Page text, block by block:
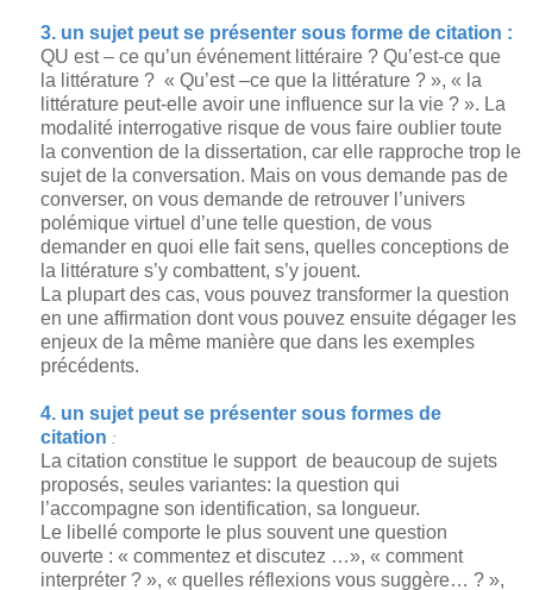
3. un sujet peut se présenter sous forme de citation :
QU est – ce qu’un événement littéraire ? Qu’est-ce que
la littérature ? « Qu’est –ce que la littérature ? », « la
littérature peut-elle avoir une influence sur la vie ? ». La
modalité interrogative risque de vous faire oublier toute
la convention de la dissertation, car elle rapproche trop le
sujet de la conversation. Mais on vous demande pas de
converser, on vous demande de retrouver l’univers
polémique virtuel d’une telle question, de vous
demander en quoi elle fait sens, quelles conceptions de
la littérature s’y combattent, s’y jouent.
La plupart des cas, vous pouvez transformer la question
en une affirmation dont vous pouvez ensuite dégager les
enjeux de la même manière que dans les exemples
précédents.
4. un sujet peut se présenter sous formes de
citation :
La citation constitue le support de beaucoup de sujets
proposés, seules variantes: la question qui
l’accompagne son identification, sa longueur.
Le libellé comporte le plus souvent une question
ouverte : « commentez et discutez …», « comment
interpréter ? », « quelles réflexions vous suggère… ? »,